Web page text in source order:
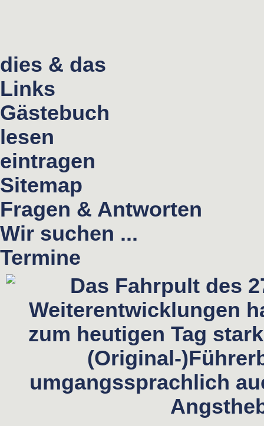
dies & das
Links
Gästebuch
lesen
eintragen
Sitemap
Fragen & Antworten
Wir suchen ...
Termine